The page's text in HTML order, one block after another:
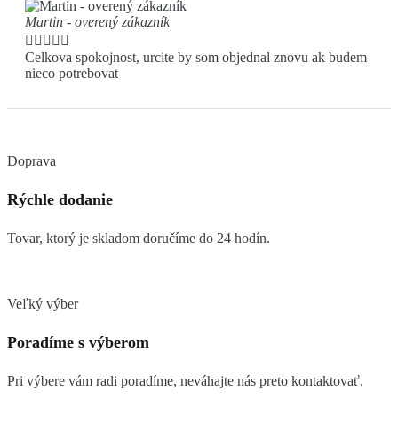
Martin - overený zákazník
    
Celkova spokojnost, urcite by som objednal znovu ak budem
nieco potrebovat
Doprava
Rýchle dodanie
Tovar, ktorý je skladom doručíme do 24 hodín.
Veľký výber
Poradíme s výberom
Pri výbere vám radi poradíme, neváhajte nás preto kontaktovať.